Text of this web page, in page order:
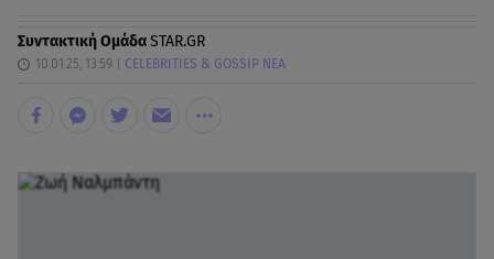
Συντακτική ΟμάδαSTAR.GR
10.01.25, 13:59 CELEBRITIES & GOSSIP ΝΕΑ